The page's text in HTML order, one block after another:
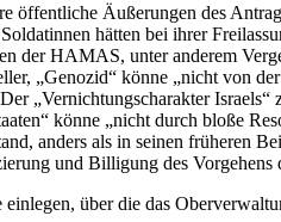
öffentliche Äußerungen des
hätten bei ihrer
der HAMAS, unter anderem
„Genozid“ könne „nicht von
„Vernichtungscharakter Israels“
könne „nicht durch bloße
anders als in seinen früheren
und Billigung des
über die das